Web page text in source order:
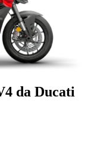
da Ducati